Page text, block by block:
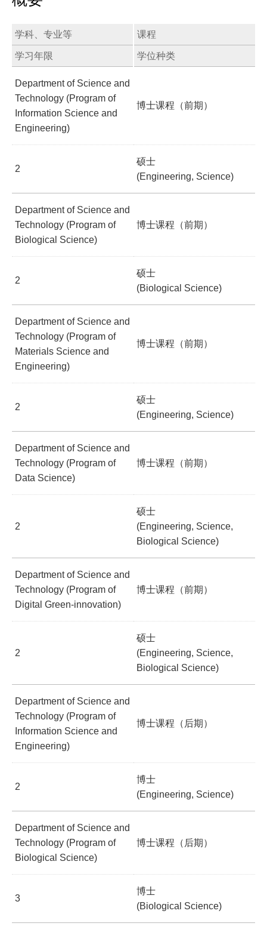
学科、专业等 课程
学习年限 学位种类
Department of Science and
Technology (Program of
Information Science and
Engineering)
博士课程（前期）
2
硕士
(Engineering, Science)
Department of Science and
Technology (Program of
Biological Science)
博士课程（前期）
2
硕士
(Biological Science)
Department of Science and
Technology (Program of
Materials Science and
Engineering)
博士课程（前期）
2
硕士
(Engineering, Science)
Department of Science and
Technology (Program of
Data Science)
博士课程（前期）
2
硕士
(Engineering, Science,
Biological Science)
Department of Science and
Technology (Program of
Digital Green-innovation)
博士课程（前期）
2
硕士
(Engineering, Science,
Biological Science)
Department of Science and
Technology (Program of
Information Science and
Engineering)
博士课程（后期）
2
博士
(Engineering, Science)
Department of Science and
Technology (Program of
Biological Science)
博士课程（后期）
3
博士
(Biological Science)